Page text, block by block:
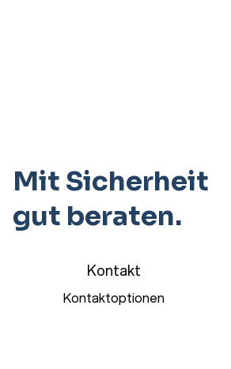
Mit Sicherheit
gut beraten.
Kontakt
Kontaktoptionen